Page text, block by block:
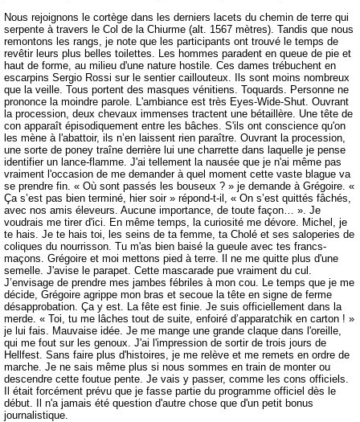
Nous rejoignons le cortège dans les derniers lacets du chemin de terre qui
serpente à travers le Col de la Chiurme (alt. 1567 mètres). Tandis que nous
remontons les rangs, je note que les participants ont trouvé le temps de
revêtir leurs plus belles toilettes. Les hommes paradent en queue de pie et
haut de forme, au milieu d'une nature hostile. Ces dames trébuchent en
escarpins Sergio Rossi sur le sentier caillouteux. Ils sont moins nombreux
que la veille. Tous portent des masques vénitiens. Toquards. Personne ne
prononce la moindre parole. L'ambiance est très Eyes-Wide-Shut. Ouvrant
la procession, deux chevaux immenses tractent une bétaillère. Une tête de
con apparaît épisodiquement entre les bâches. S'ils ont conscience qu'on
les mène à l'abattoir, ils n’en laissent rien paraître. Ouvrant la procession,
une sorte de poney traîne derrière lui une charrette dans laquelle je pense
identifier un lance-flamme. J'ai tellement la nausée que je n'ai même pas
vraiment l'occasion de me demander à quel moment cette vaste blague va
se prendre fin. « Où sont passés les bouseux ? » je demande à Grégoire. «
Ça s’est pas bien terminé, hier soir » répond-t-il, « On s’est quittés fâchés,
avec nos amis éleveurs. Aucune importance, de toute façon… ». Je
voudrais me tirer d'ici. En même temps, la curiosité me dévore. Michel, je
te hais. Je te hais toi, les seins de ta femme, ta Cholé et ses saloperies de
coliques du nourrisson. Tu m'as bien baisé la gueule avec tes francs-
maçons. Grégoire et moi mettons pied à terre. Il ne me quitte plus d'une
semelle. J'avise le parapet. Cette mascarade pue vraiment du cul.
J’envisage de prendre mes jambes fébriles à mon cou. Le temps que je me
décide, Grégoire agrippe mon bras et secoue la tête en signe de ferme
désapprobation. Ça y est. La fête est finie. Je suis officiellement dans la
merde. « Toi, tu me lâches tout de suite, enfoiré d’apparatchik en carton ! »
je lui fais. Mauvaise idée. Je me mange une grande claque dans l'oreille,
qui me fout sur les genoux. J'ai l'impression de sortir de trois jours de
Hellfest. Sans faire plus d'histoires, je me relève et me remets en ordre de
marche. Je ne sais même plus si nous sommes en train de monter ou
descendre cette foutue pente. Je vais y passer, comme les cons officiels.
Il était forcément prévu que je fasse partie du programme officiel dès le
début. Il n'a jamais été question d'autre chose que d'un petit bonus
journalistique.